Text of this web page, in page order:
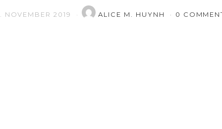
NOVEMBER 2019 ALICE M. HUYNH 0